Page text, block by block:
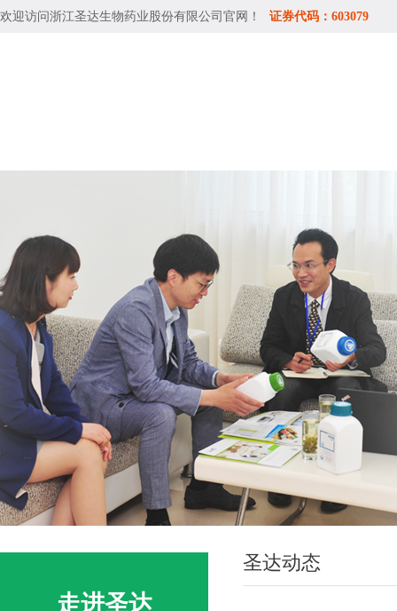
欢迎访问浙江圣达生物药业股份有限公司 官网！ 证券代码：603079
走进圣达
圣达动态